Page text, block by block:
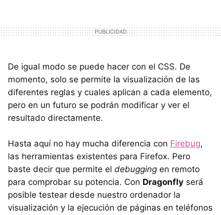
De igual modo se puede hacer con el CSS. De
momento, solo se permite la visualización de las
diferentes reglas y cuales aplican a cada elemento,
pero en un futuro se podrán modificar y ver el
resultado directamente.
Hasta aquí no hay mucha diferencia con Firebug,
las herramientas existentes para Firefox. Pero
baste decir que permite el debugging en remoto
para comprobar su potencia. Con Dragonfly será
posible testear desde nuestro ordenador la
visualización y la ejecución de páginas en teléfonos